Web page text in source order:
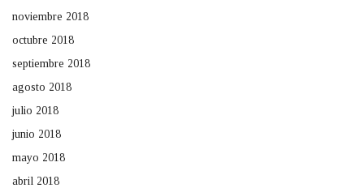
noviembre 2018
octubre 2018
septiembre 2018
agosto 2018
julio 2018
junio 2018
mayo 2018
abril 2018